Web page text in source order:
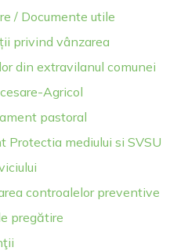
/ Documente utile
privind vânzarea
din extravilanul comunei
Agricol
pastoral
Protectia mediului si SVSU
controalelor preventive
pregătire